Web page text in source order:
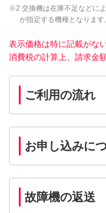
※2 交換機は在庫不足などに
が指定する機種となりま
表示価格は特に記載がな
消費税の計算上、請求金
ご利用の流れ
お申し込みに
故障機の返送